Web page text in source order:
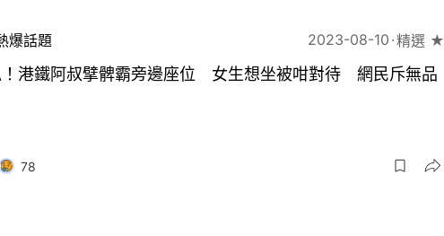
爆話題 2023-08-10 精選 ★
港鐵阿叔擘髀霸旁邊座位 女生想坐被咁對待 網民斥無品
78